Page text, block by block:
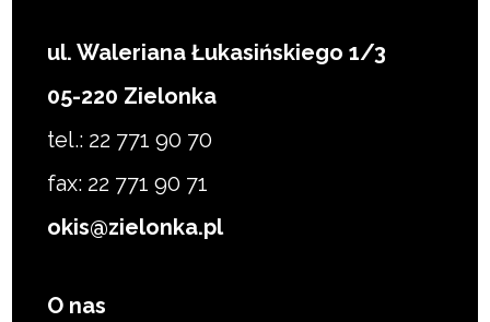
ul. Waleriana Łukasińskiego 1/3
05-220 Zielonka
tel.: 22 771 90 70
fax: 22 771 90 71
okis@zielonka.pl
O nas